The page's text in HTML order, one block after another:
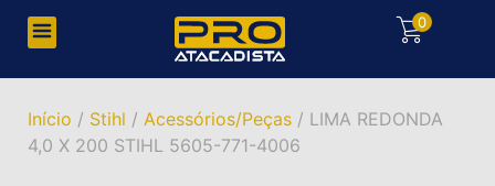
0
Início / Stihl / Acessórios/Peças / LIMA REDONDA
4,0 X 200 STIHL 5605-771-4006